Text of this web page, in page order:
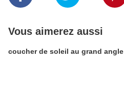
Vous aimerez aussi
coucher de soleil au grand angle